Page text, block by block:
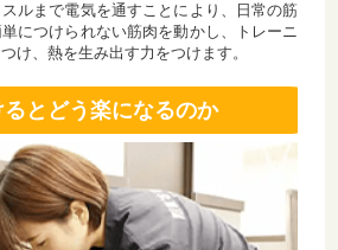
ルまで電気を通すことにより、日常の筋
につけられない筋肉を動かし、トレーニ
け、熱を生み出す力をつけます。
とどう楽になるのか